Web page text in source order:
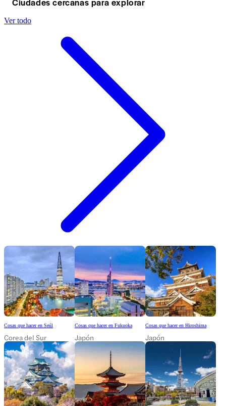
Ver todo
Cosas que hacer en Seúl
Corea del Sur
Cosas que hacer en Fukuoka
Japón
Cosas que hacer en Hiroshima
Japón